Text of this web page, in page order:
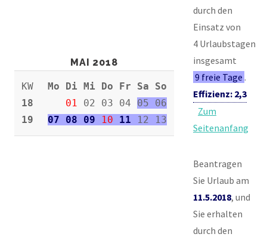
MAI 2018
KW
18
19
Mo Di Mi Do Fr Sa So
01
02 03 04 05 06
07 08 09
10 11 12 13
durch den
Einsatz von
4 Urlaubstagen
insgesamt
9 freie Tage .
Effizienz: 2,3
Zum
Seitenanfang
Beantragen
Sie Urlaub am
11.5.2018, und
Sie erhalten
durch den